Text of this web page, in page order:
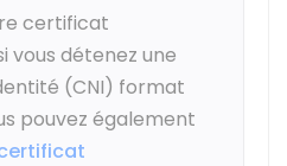
certificat
vous détenez une
(CNI) format
pouvez également